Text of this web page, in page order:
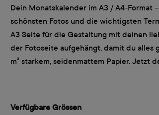
Dein Monatskalender im A3 / A4-Format
schönsten Fotos und die wichtigsten
A3 Seite für die Gestaltung mit deinen
der Fotoseite aufgehängt, damit du alles
m² starkem, seidenmattem Papier. Jetzt
Verfügbare Grössen